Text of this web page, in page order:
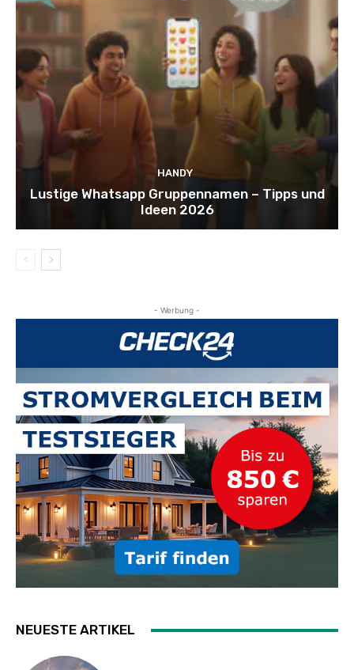
HANDY
Lustige Whatsapp Gruppennamen – Tipps und
Ideen 2026
- Werbung -
NEUESTE ARTIKEL